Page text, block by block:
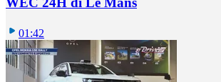
01:42